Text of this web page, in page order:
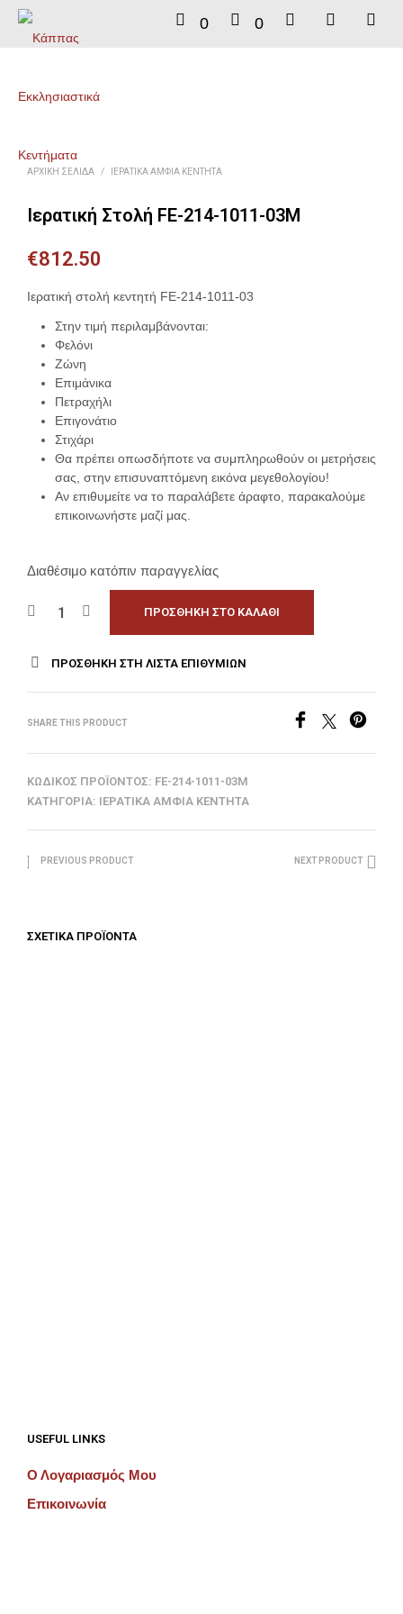
0 0
ΑΡΧΙΚΉ ΣΕΛΊΔΑ / ΙΕΡΑΤΙΚΆ ΆΜΦΙΑ ΚΕΝΤΗΤΆ
Ιερατική Στολή FE-214-1011-03M
€812.50
Ιερατική στολή κεντητή FE-214-1011-03
Στην τιμή περιλαμβάνονται:
Φελόνι
Ζώνη
Επιμάνικα
Πετραχήλι
Επιγονάτιο
Στιχάρι
Θα πρέπει οπωσδήποτε να συμπληρωθούν οι μετρήσεις
σας, στην επισυναπτόμενη εικόνα μεγεθολογίου!
Αν επιθυμείτε να το παραλάβετε άραφτο, παρακαλούμε
επικοινωνήστε μαζί μας.
Διαθέσιμο κατόπιν παραγγελίας
ΠΡΟΣΘΉΚΗ ΣΤΟ ΚΑΛΆΘΙ
ΠΡΟΣΘΉΚΗ ΣΤΗ ΛΊΣΤΑ ΕΠΙΘΥΜΙΏΝ
SHARE THIS PRODUCT
ΚΩΔΙΚΌΣ ΠΡΟΪΌΝΤΟΣ: FE-214-1011-03M
ΚΑΤΗΓΟΡΊΑ: ΙΕΡΑΤΙΚΆ ΆΜΦΙΑ ΚΕΝΤΗΤΆ
PREVIOUS PRODUCT NEXT PRODUCT
ΣΧΕΤΙΚΆ ΠΡΟΪΌΝΤΑ
USEFUL LINKS
Ο Λογαριασμός Μου
Επικοινωνία